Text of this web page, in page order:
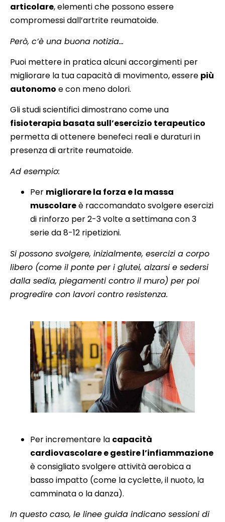
articolare, elementi che possono essere
compromessi dall’artrite reumatoide.
Però, c’è una buona notizia…
Puoi mettere in pratica alcuni accorgimenti per
migliorare la tua capacità di movimento, essere più
autonomo e con meno dolori.
Gli studi scientifici dimostrano come una
fisioterapia basata sull’esercizio terapeutico
permetta di ottenere benefeci reali e duraturi in
presenza di artrite reumatoide.
Ad esempio:
Per migliorare la forza e la massa
muscolareè raccomandato svolgere esercizi
di rinforzo per 2-3 volte a settimana con 3
serie da 8-12 ripetizioni.
Si possono svolgere, inizialmente, esercizi a corpo
libero (come il ponte per i glutei, alzarsi e sedersi
dalla sedia, piegamenti contro il muro) per poi
progredire con lavori contro resistenza.
Per incrementare la capacità
cardiovascolare e gestire l’infiammazione
è consigliato svolgere attività aerobica a
basso impatto (come la cyclette, il nuoto, la
camminata o la danza).
In questo caso, le linee guida indicano sessioni di